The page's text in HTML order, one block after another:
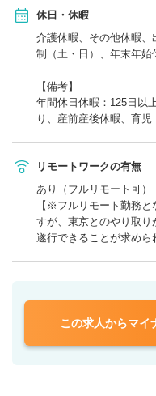
休日・休暇
介護休暇、その他休暇、
制（土・日）、年末年始
【備考】
年間休日休暇：125日以
り、産前産後休暇、育
リモートワークの有無
あり（フルリモート可）
【※フルリモート勤務
すが、東京とのやり取
遂行できることが求めら
この求人からマイ